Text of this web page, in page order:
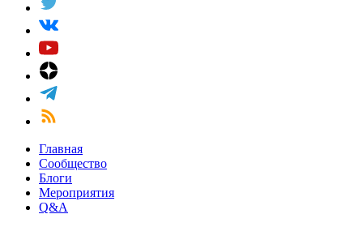
Главная
Сообщество
Блоги
Мероприятия
Q&A